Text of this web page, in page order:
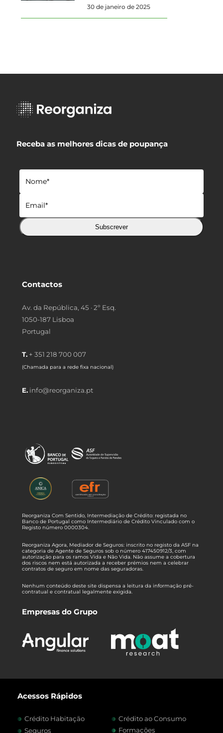
30 de janeiro de 2025
Receba as melhores dicas de poupança
Subscrever
Contactos
Av. da República, 45 · 2º Esq.
1050-187 Lisboa
Portugal
T. + 351 218 700 007
(Chamada para a rede fixa nacional)
E. info@reorganiza.pt
Reorganiza Com Sentido, Intermediação de Crédito: registada no
Banco de Portugal como Intermediário de Crédito Vinculado com o
Registo número 0000304.
Reorganiza Agora, Mediador de Seguros: inscrito no registo da ASF na
categoria de Agente de Seguros sob o número 417450912/3, com
autorização para os ramos Vida e Não Vida. Não assume a cobertura
dos riscos nem está autorizada a receber prémios nem a celebrar
contratos de seguro em nome das seguradoras.
Nenhum conteúdo deste site dispensa a leitura da informação pré-
contratual e contratual legalmente exigida.
Empresas do Grupo
Acessos Rápidos
Crédito Habitação
Crédito ao Consumo
Seguros
Formações